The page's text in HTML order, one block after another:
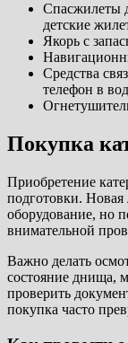
Спасжилеты
детские
Якорь с
Средства
телефон в
Покупка
Приобретение
подготовки. Новая
оборудование, но
внимательной
Важно делать
состояние днища,
проверить
покупка часто